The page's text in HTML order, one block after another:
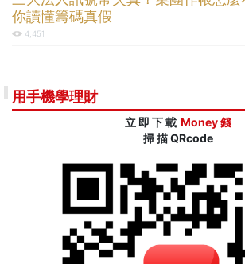
你讀懂籌碼真假
4,451
用手機學理財
立 即 下 載 Money 錢
掃 描 QRcode